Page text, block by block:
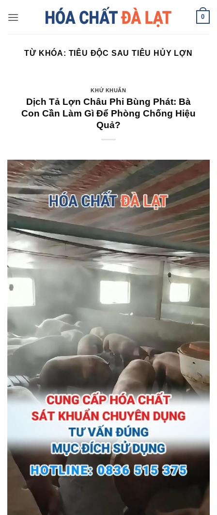
0
TỪ KHÓA: TIÊU ĐỘC SAU TIÊU HỦY LỢN
KHỬ KHUẨN
Dịch Tả Lợn Châu Phi Bùng Phát: Bà
Con Cần Làm Gì Để Phòng Chống Hiệu
Quả?